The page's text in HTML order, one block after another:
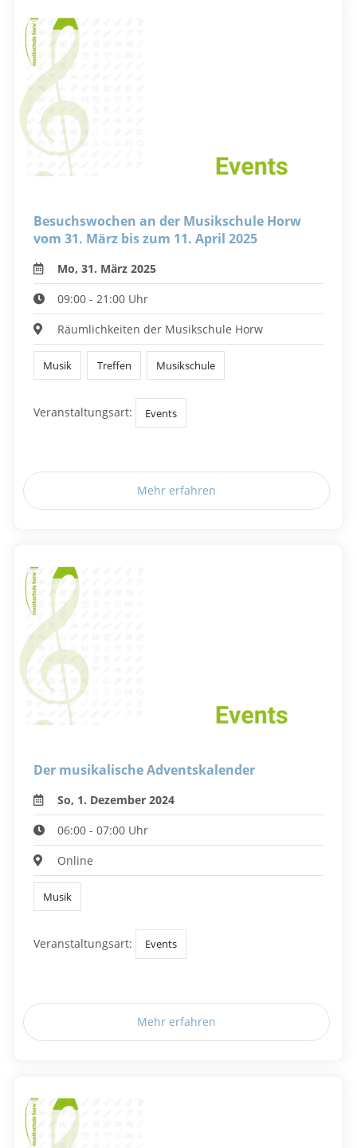
Besuchswochen an der Musikschule Horw
vom 31. März bis zum 11. April 2025
Mo, 31. März 2025
09:00 - 21:00 Uhr
Räumlichkeiten der Musikschule Horw
Musik Treffen Musikschule
Veranstaltungsart: Events
Mehr erfahren
Der musikalische Adventskalender
So, 1. Dezember 2024
06:00 - 07:00 Uhr
Online
Musik
Veranstaltungsart: Events
Mehr erfahren